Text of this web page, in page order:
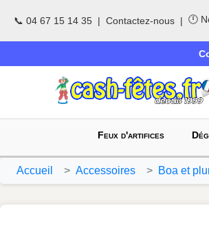
📞 04 67 15 14 35 | Contactez-nous | 🕛
Feux d'artifices
Accueil Accessoires Boa et